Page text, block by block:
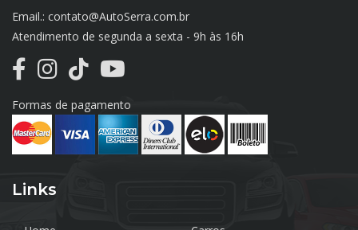
Email.: contato@AutoSerra.com.br
Atendimento de segunda a sexta - 9h às 16h
Formas de pagamento
Links